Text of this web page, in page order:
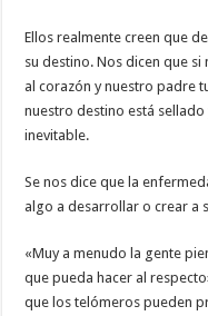
Ellos realmente creen que
su destino. Nos dicen que
al corazón y nuestro padre
nuestro destino está
inevitable.
Se nos dice que la
algo a desarrollar o crear a
«Muy a menudo la gente
que pueda hacer al
que los telómeros pueden